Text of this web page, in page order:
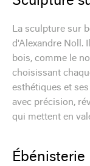
La sculpture sur
d'Alexandre Noll.
bois, comme le
choisissant
esthétiques et
avec précision,
qui mettent en
Ébénisterie